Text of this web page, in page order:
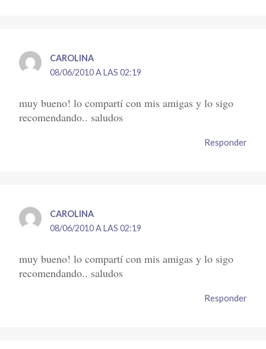
CAROLINA
08/06/2010 A LAS 02:19
muy bueno! lo compartí con mis amigas y lo sigo
recomendando.. saludos
Responder
CAROLINA
08/06/2010 A LAS 02:19
muy bueno! lo compartí con mis amigas y lo sigo
recomendando.. saludos
Responder